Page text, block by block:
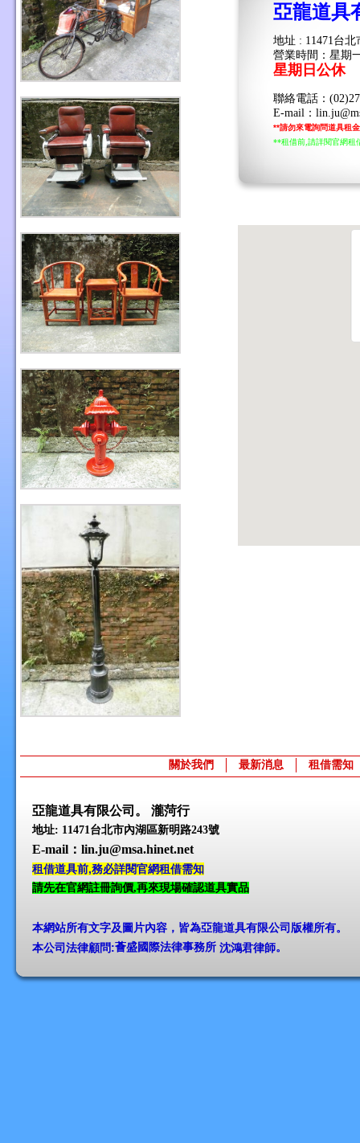
亞龍道具
地址 : 11471台
營業時間：星期
星期日公休
聯絡電話：
E-mail：
**請勿來電詢問道具租金
**租借前,請詳閱官網租
關於我們 最新消息 租借需知
亞龍道具有限公司。 瀧菏行
地址: 11471台北市內湖區新明路243號
E-mail ：lin.ju@msa.hinet.net
租借道具前,務必詳閱官網租借需知
請先在官網註冊詢價,再來現場確認道具實品
本網站所有文字及圖片內容，皆為亞龍道具有限公司版權所有。
本公司法律顧問:薈盛國際法律事務所 沈鴻君律師。